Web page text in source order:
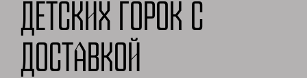
детских горок с
доставкой